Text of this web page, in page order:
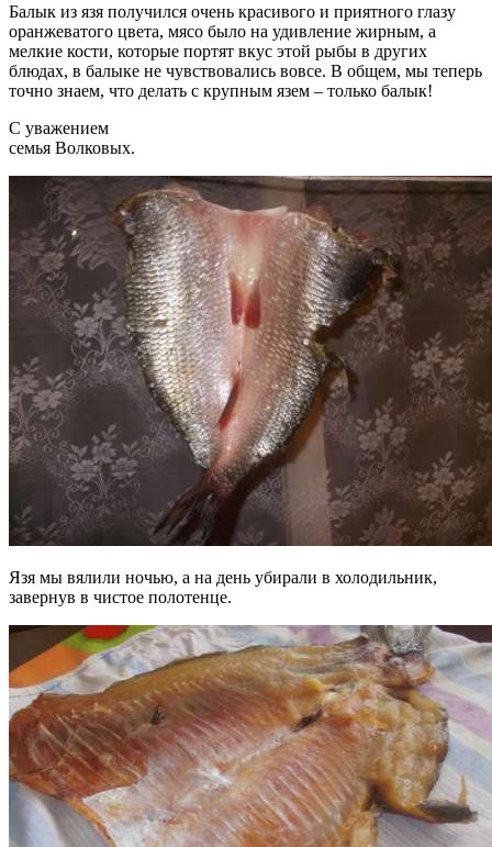
Балык из язя получился очень красивого и приятного глазу
оранжеватого цвета, мясо было на удивление жирным, а
мелкие кости, которые портят вкус этой рыбы в других
блюдах, в балыке не чувствовались вовсе. В общем, мы теперь
точно знаем, что делать с крупным язем – только балык!
С уважением
семья Волковых.
Язя мы вялили ночью, а на день убирали в холодильник,
завернув в чистое полотенце.